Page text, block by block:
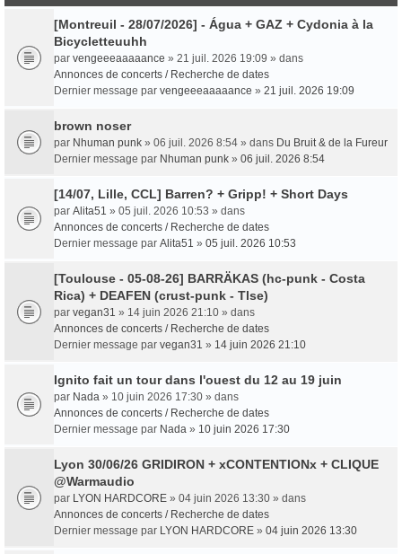
[Montreuil - 28/07/2026] - Água + GAZ + Cydonia à la
Bicycletteuuhh
par vengeeeaaaaance » 21 juil. 2026 19:09 » dans
Annonces de concerts / Recherche de dates
Dernier message par vengeeeaaaaance » 21 juil. 2026 19:09
brown noser
par Nhuman punk » 06 juil. 2026 8:54 » dans Du Bruit & de la Fureur
Dernier message par Nhuman punk » 06 juil. 2026 8:54
[14/07, Lille, CCL] Barren? + Gripp! + Short Days
par Alita51 » 05 juil. 2026 10:53 » dans
Annonces de concerts / Recherche de dates
Dernier message par Alita51 » 05 juil. 2026 10:53
[Toulouse - 05-08-26] BARRÄKAS (hc-punk - Costa
Rica) + DEAFEN (crust-punk - Tlse)
par vegan31 » 14 juin 2026 21:10 » dans
Annonces de concerts / Recherche de dates
Dernier message par vegan31 » 14 juin 2026 21:10
Ignito fait un tour dans l'ouest du 12 au 19 juin
par Nada » 10 juin 2026 17:30 » dans
Annonces de concerts / Recherche de dates
Dernier message par Nada » 10 juin 2026 17:30
Lyon 30/06/26 GRIDIRON + xCONTENTIONx + CLIQUE
@Warmaudio
par LYON HARDCORE » 04 juin 2026 13:30 » dans
Annonces de concerts / Recherche de dates
Dernier message par LYON HARDCORE » 04 juin 2026 13:30